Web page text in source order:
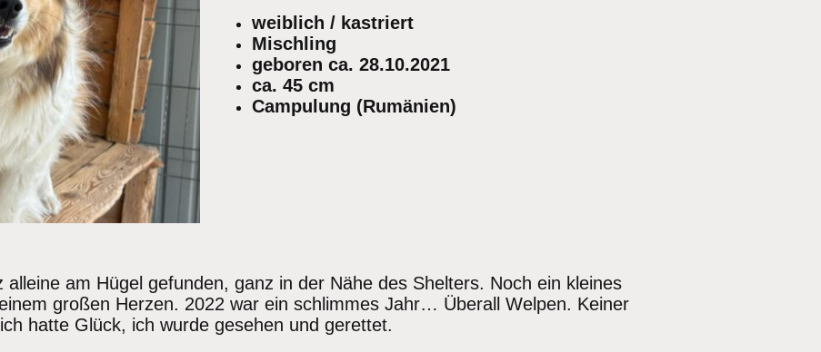
weiblich / kastriert
Mischling
geboren ca. 28.10.2021
ca. 45 cm
Campulung (Rumänien)
am Hügel gefunden, ganz in der Nähe des Shelters. Noch ein kleines
großen Herzen. 2022 war ein schlimmes Jahr… Überall Welpen. Keiner
hatte Glück, ich wurde gesehen und gerettet.